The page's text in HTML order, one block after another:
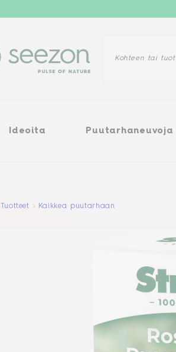
Ideoita Puutarhaneuvoja
IdeoitaPuutarhaneuvoja
Tuotteet Kaikkea puutarhaan